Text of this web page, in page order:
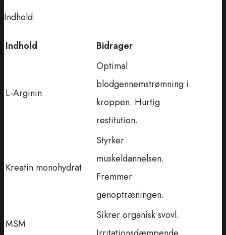
Indhold:
Indhold Bidrager
L-Arginin
Optimal
blodgennemstrømning i
kroppen. Hurtig
restitution.
Kreatin monohydrat
Styrker
muskeldannelsen.
Fremmer
genoptræningen.
MSM
Sikrer organisk svovl.